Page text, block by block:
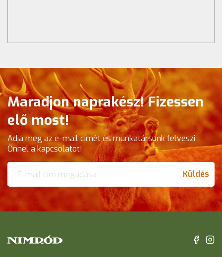
Maradjon naprakész! Fizessen
elő most!
Adja meg az e-mail címét és munkatársunk felveszi
Önnel a kapcsolatot!
Küldés